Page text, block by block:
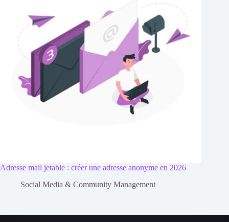
Adresse mail jetable : créer une adresse anonyme en 2026
Social Media & Community Management